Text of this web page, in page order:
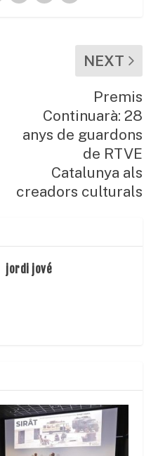
NEXT
Premis
Continuarà: 28
anys de guardons
de RTVE
Catalunya als
creadors culturals
jordi jové